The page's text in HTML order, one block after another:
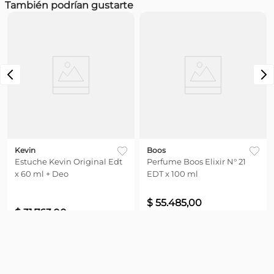
confort de lo cítrico y verde.
También podrían gustarte
Kevin
Estuche Kevin Original Edt
x 60 ml + Deo
$ 31 763 00
Boos
Perfume Boos Elixir N° 21
EDT x 100 ml
$ 55.485,00